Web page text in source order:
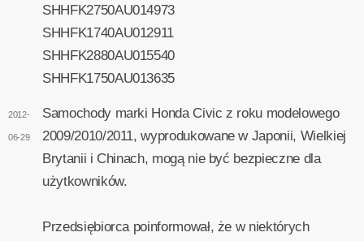
SHHFK2750AU014973
SHHFK1740AU012911
SHHFK2880AU015540
SHHFK1750AU013635
2012-
06-29
Samochody marki Honda Civic z roku modelowego
2009/2010/2011, wyprodukowane w Japonii, Wielkiej
Brytanii i Chinach, mogą nie być bezpieczne dla
użytkowników.
Przedsiębiorca poinformował, że w niektórych